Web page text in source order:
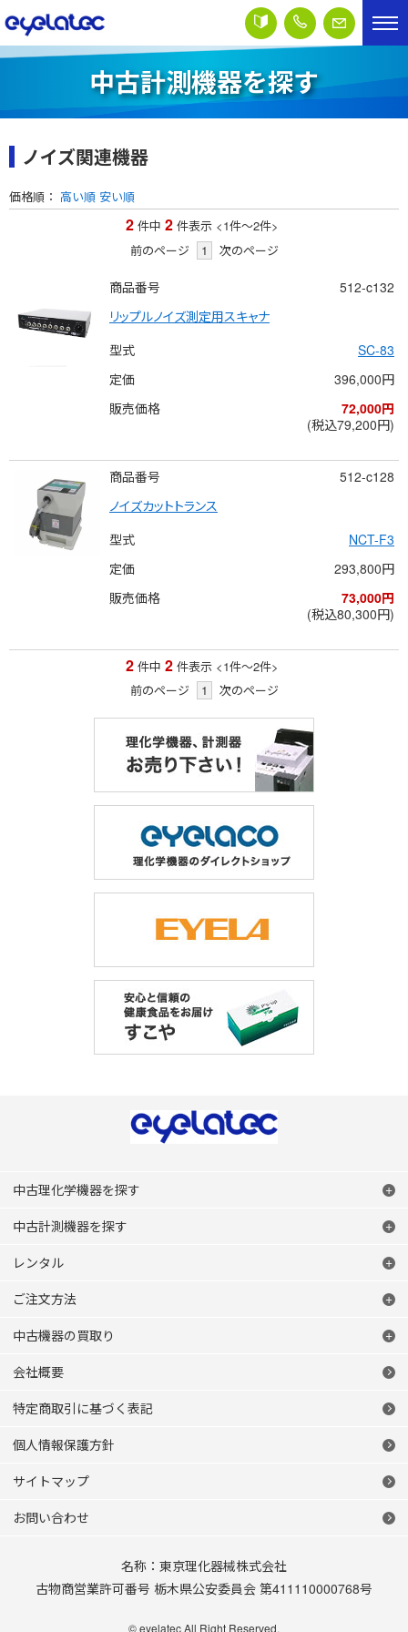
中古計測機器を探す
ノイズ関連機器
価格順： 高い順 安い順
2 件中 2 件表示 <1件～2件>
前のページ
1 次のページ
商品番号
512-c132
リップルノイズ測定用スキャナ
型式
SC-83
定価
396,000円
販売価格
72,000円
(税込79,200円)
商品番号
512-c128
ノイズカットトランス
型式
NCT-F3
定価
293,800円
販売価格
73,000円
(税込80,300円)
2 件中 2 件表示 <1件～2件>
前のページ
1 次のページ
中古理化学機器を探す
中古計測機器を探す
レンタル
ご注文方法
中古機器の買取り
会社概要
特定商取引に基づく表記
個人情報保護方針
サイトマップ
お問い合わせ
名称：東京理化器械株式会社
古物商営業許可番号 栃木県公安委員会 第411110000768号
© eyelatec All Right Reserved.